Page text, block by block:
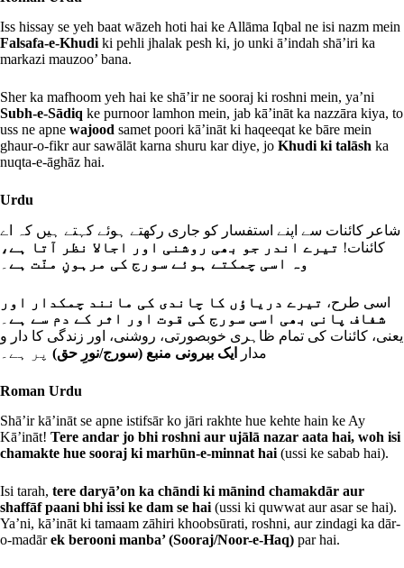
Iss hissay se yeh baat wāzeh hoti hai ke Allāma Iqbal ne isi nazm mein
Falsafa-e-Khudi ki pehli jhalak pesh ki, jo unki ā’indah shā’iri ka
markazi mauzoo’ bana.
Sher ka mafhoom yeh hai ke shā’ir ne sooraj ki roshni mein, ya’ni
Subh-e-Sādiq ke purnoor lamhon mein, jab kā’ināt ka nazzāra kiya, to
uss ne apne wajood samet poori kā’ināt ki haqeeqat ke bāre mein
ghaur-o-fikr aur sawālāt karna shuru kar diye, jo Khudi ki talāsh ka
nuqta-e-āghāz hai.
Urdu
شاعر کائنات سے اپنے استفسار کو جاری رکھتے ہوئے کہتے ہیں کہ اے
کائنات! تیرے اندر جو بھی روشنی اور اجالا نظر آتا ہے،
وہ اسی چمکتے ہوئے سورج کی مرہونِ منّت ہے
اسی طرح، تیرے دریاؤں کا چاندی کی مانند چمکدار اور
شفاف پانی بھی اسی سورج کی قوت اور اثر کے دم سے ہے
یعنی، کائنات کی تمام ظاہری خوبصورتی، روشنی، اور زندگی کا دار و
مدار
ایک بیرونی منبع (سورج/نورِ حق) پر ہے۔
Roman Urdu
Shā’ir kā’ināt se apne istifsār ko jāri rakhte hue kehte hain ke Ay
Kā’ināt! Tere andar jo bhi roshni aur ujālā nazar aata hai, woh isi
chamakte hue sooraj ki marhūn-e-minnat hai (ussi ke sabab hai).
Isi tarah, tere daryā’on ka chāndi ki mānind chamakdār aur
shaffāf paani bhi issi ke dam se hai (ussi ki quwwat aur asar se hai).
Ya’ni, kā’ināt ki tamaam zāhiri khoobsūrati, roshni, aur zindagi ka dār-
o-madārek berooni manba’ (Sooraj/Noor-e-Haq) par hai.